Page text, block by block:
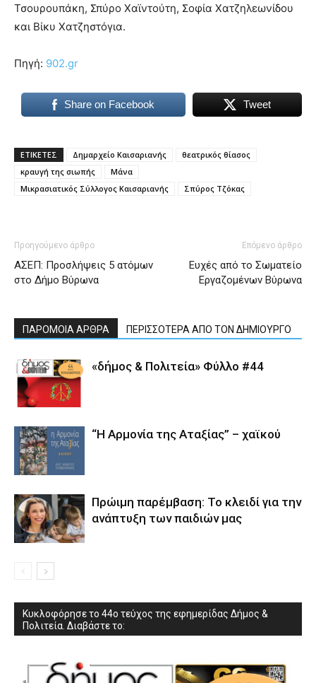
Τσουρουπάκη, Σπύρο Χαϊντούτη, Σοφία Χατζηλεωνίδου
και Βίκυ Χατζηστόγια.
Πηγή: 902.gr
Share on Facebook Tweet
ΕΤΙΚΕΤΕΣ Δημαρχείο Καισαριανής
θεατρικός θίασος
κραυγή της σιωπής
Μάνα
Μικρασιατικός Σύλλογος Καισαριανής
Σπύρος Τζόκας
Προηγούμενο άρθρο
ΑΣΕΠ: Προσλήψεις 5 ατόμων
στο Δήμο Βύρωνα
Επόμενο άρθρο
Ευχές από το Σωματείο
Εργαζομένων Βύρωνα
ΠΑΡΟΜΟΙΑ ΑΡΘΡΑ ΠΕΡΙΣΣΟΤΕΡΑ ΑΠΟ ΤΟΝ ΔΗΜΙΟΥΡΓΟ
«δήμος & Πολιτεία» Φύλλο #44
“Η Αρμονία της Αταξίας” – χαϊκού
Πρώιμη παρέμβαση: Το κλειδί για την
ανάπτυξη των παιδιών µας
Κυκλοφόρησε το 44ο τεύχος της εφημερίδας Δήμος &
Πολιτεία. Διαβάστε το: